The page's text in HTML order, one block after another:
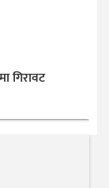
गिरावट